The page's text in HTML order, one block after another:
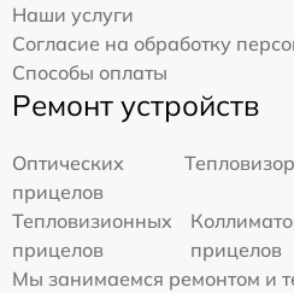
Наши услуги
Согласие на обработку
Способы оплаты
Ремонт устройств
Оптических
прицелов
Тепловизионных
прицелов
прицелов
Мы занимаемся ремонтом и